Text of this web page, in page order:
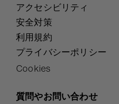
アクセシビリティ
安全対策
利用規約
プライバシーポリシー
Cookies
質問やお問い合わせ